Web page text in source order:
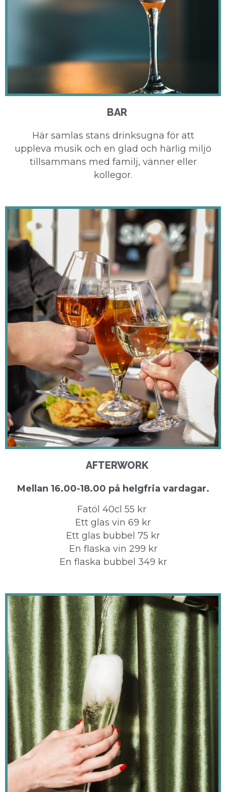
BAR
Här samlas stans drinksugna för att
uppleva musik och en glad och härlig miljö
tillsammans med familj, vänner eller
kollegor.
AFTERWORK
Mellan 16.00-18.00 på helgfria vardagar.
Fatöl 40cl 55 kr
Ett glas vin 69 kr
Ett glas bubbel 75 kr
En flaska vin 299 kr
En flaska bubbel 349 kr